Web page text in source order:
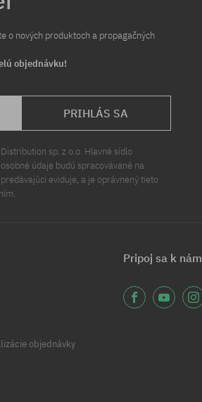
o nových produktoch a propagačných
objednávku!
PRIHLÁS SA
sp. z o.o. Hlavné sídlo
údaje budú spracovávané na
eviduje, a je oprávnený tieto
objednávky
Pripoj sa k nám